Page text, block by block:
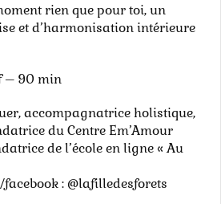
rien que pour toi, un
et d’harmonisation intérieure
– 90 min
accompagnatrice holistique,
du Centre Em’Amour
de l’école en ligne « Au
: @lafilledesforets